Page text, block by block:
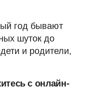
год бывают
шуток до
и родители,
с онлайн-